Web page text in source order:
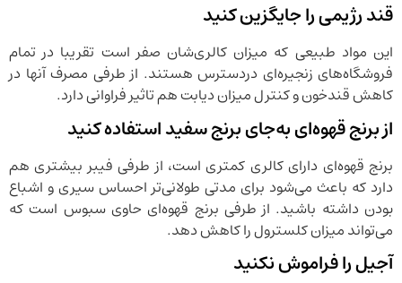
قند رژیمی را جایگزین کنید
این مواد طبیعی که میزان کالری‌شان صفر است تقریبا در تمام
فروشگاه‌های زنجیره‌ای در‌دسترس هستند. از طرفی مصرف آنها در
کاهش قند‌خون و کنترل میزان دیابت هم تاثیر فراوانی دارد.
از برنج قهوه‌ای به‌جای برنج سفید استفاده کنید
برنج قهوه‌ای دارای کالری کمتری است، از طرفی فیبر بیشتری هم
دارد که باعث می‌شود برای مدتی طولانی‌تر احساس سیری و اشباع
بودن داشته باشید. از طرفی برنج قهوه‌ای حاوی سبوس است که
می‌تواند میزان کلسترول را کاهش دهد.
آجیل را فراموش نکنید